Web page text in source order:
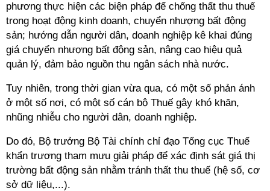
phương thực hiện các biện pháp để chống thất thu thuế
trong hoạt động kinh doanh, chuyển nhượng bất động
sản; hướng dẫn người dân, doanh nghiệp kê khai đúng
giá chuyển nhượng bất động sản, nâng cao hiệu quả
quản lý, đảm bảo nguồn thu ngân sách nhà nước.
Tuy nhiên, trong thời gian vừa qua, có một số phản ánh
ở một số nơi, có một số cán bộ Thuế gây khó khăn,
nhũng nhiễu cho người dân, doanh nghiệp.
Do đó, Bộ trưởng Bộ Tài chính chỉ đạo Tổng cục Thuế
khẩn trương tham mưu giải pháp để xác định sát giá thị
trường bất động sản nhằm tránh thất thu thuế (hệ số, cơ
sở dữ liệu,...).